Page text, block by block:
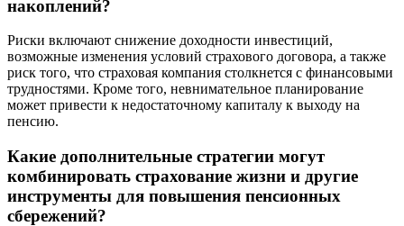
накоплений?
Риски включают снижение доходности инвестиций,
возможные изменения условий страхового договора, а также
риск того, что страховая компания столкнется с финансовыми
трудностями. Кроме того, невнимательное планирование
может привести к недостаточному капиталу к выходу на
пенсию.
Какие дополнительные стратегии могут
комбинировать страхование жизни и другие
инструменты для повышения пенсионных
сбережений?